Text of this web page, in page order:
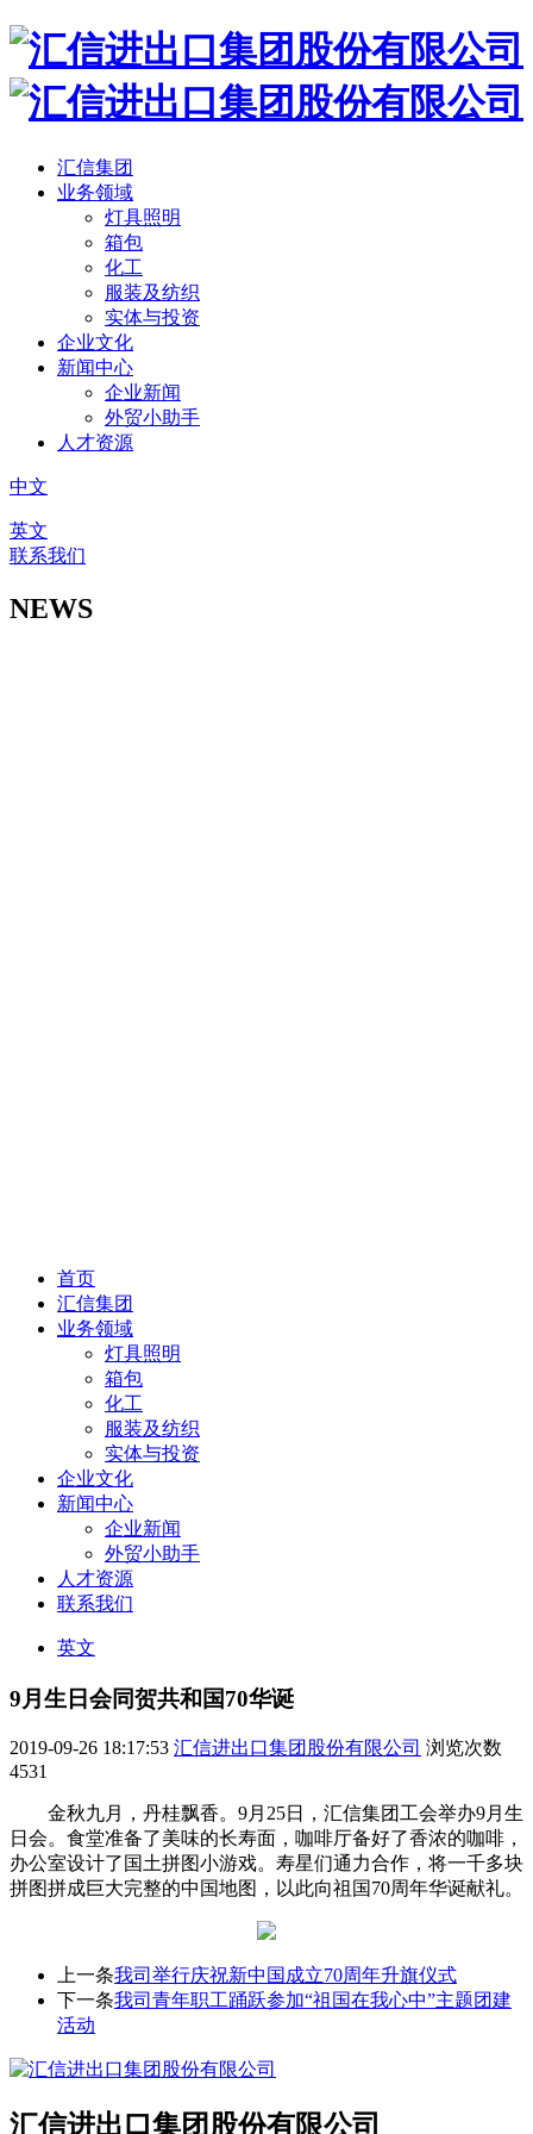
汇信集团
业务领域
灯具照明
箱包
化工
服装及纺织
实体与投资
企业文化
新闻中心
企业新闻
外贸小助手
人才资源
中文
英文
联系我们
NEWS
首页
汇信集团
业务领域
灯具照明
箱包
化工
服装及纺织
实体与投资
企业文化
新闻中心
企业新闻
外贸小助手
人才资源
联系我们
英文
9月生日会同贺共和国70华诞
2019-09-26 18:17:53 汇信进出口集团股份有限公司 浏览次数
4531
金秋九月，丹桂飘香。9月25日，汇信集团工会举办9月生
日会。食堂准备了美味的长寿面，咖啡厅备好了香浓的咖啡，
办公室设计了国土拼图小游戏。寿星们通力合作，将一千多块
拼图拼成巨大完整的中国地图，以此向祖国70周年华诞献礼。
上一条我司举行庆祝新中国成立70周年升旗仪式
下一条我司青年职工踊跃参加“祖国在我心中”主题团建
活动
汇信进出口集团股份有限公司